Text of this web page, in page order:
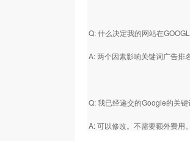
Q: 什么决定我的网站在
A: 两个因素影响关键词广告排
Q: 我已经递交的Google的关
A: 可以修改。不需要额外费用